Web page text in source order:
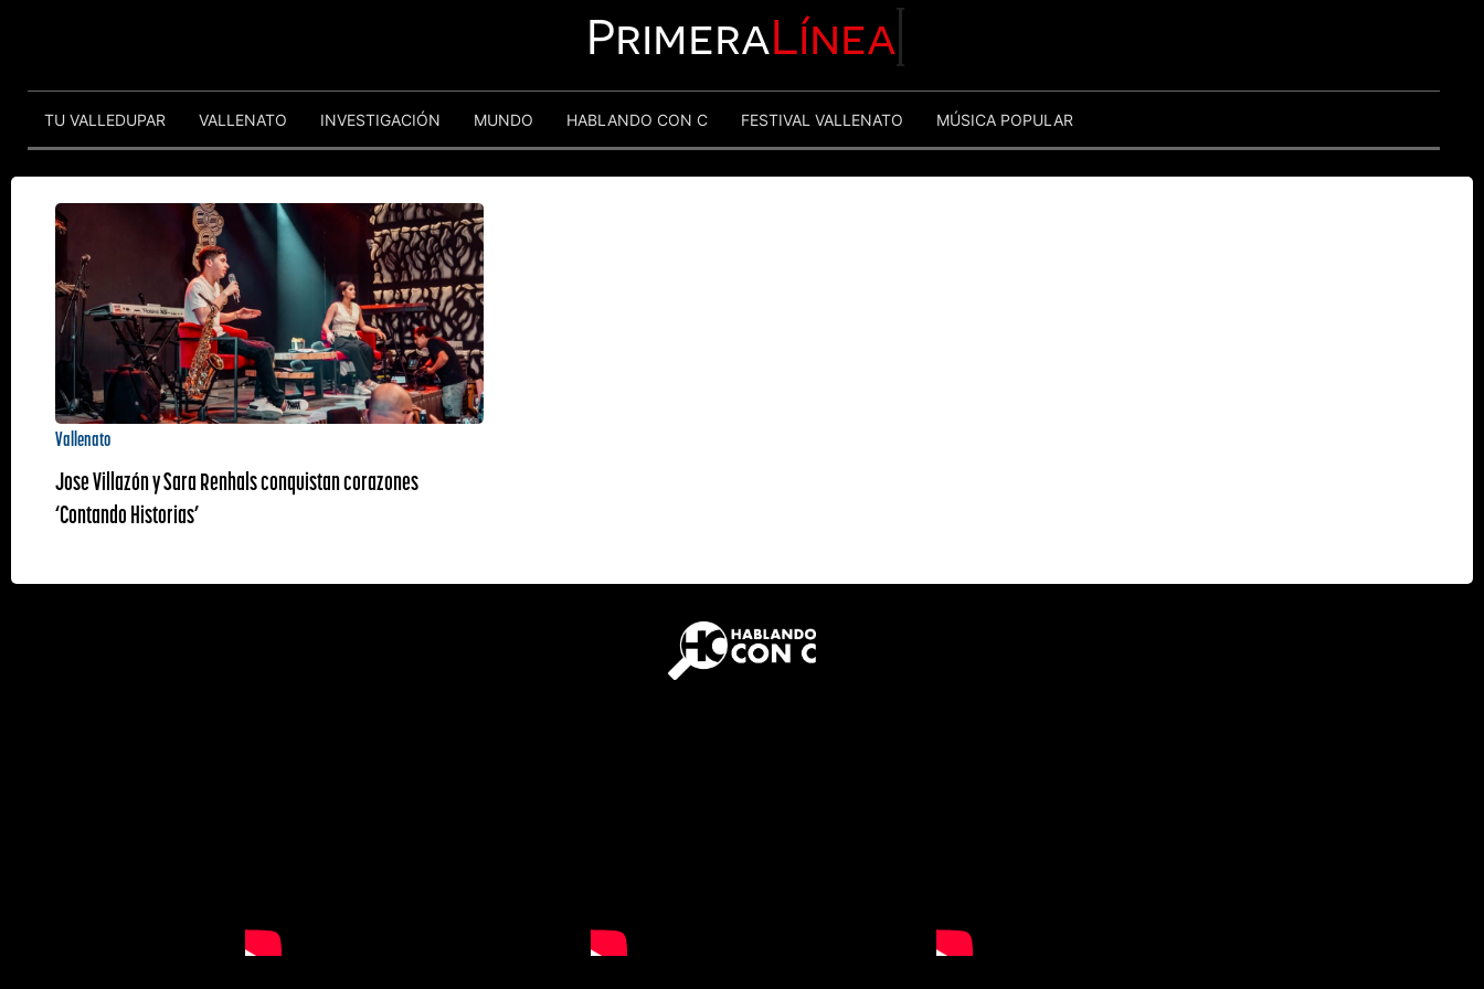
PrimeraLínea
TU VALLEDUPAR VALLENATO INVESTIGACIÓN MUNDO HABLANDO CON C FESTIVAL VALLENATO MÚSICA POPULAR
Vallenato
Jose Villazón y Sara Renhals conquistan corazones
‘Contando Historias’